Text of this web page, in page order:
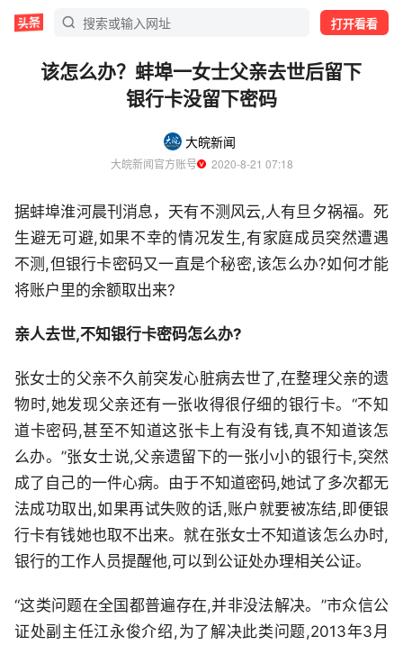
打开看看
该怎么办？蚌埠一女士父亲去世后留下
银行卡没留下密码
大皖新闻
大皖新闻官方账号
  2020-8-21 07:18
据蚌埠淮河晨刊消息，天有不测风云,人有旦夕祸福。死
生避无可避,如果不幸的情况发生,有家庭成员突然遭遇
不测,但银行卡密码又一直是个秘密,该怎么办?如何才能
将账户里的余额取出来?
亲人去世,不知银行卡密码怎么办?
张女士的父亲不久前突发心脏病去世了,在整理父亲的遗
物时,她发现父亲还有一张收得很仔细的银行卡。“不知
道卡密码,甚至不知道这张卡上有没有钱,真不知道该怎
么办。”张女士说,父亲遗留下的一张小小的银行卡,突然
成了自己的一件心病。由于不知道密码,她试了多次都无
法成功取出,如果再试失败的话,账户就要被冻结,即便银
行卡有钱她也取不出来。就在张女士不知道该怎么办时,
银行的工作人员提醒他,可以到公证处办理相关公证。
“这类问题在全国都普遍存在,并非没法解决。”市众信公
证处副主任江永俊介绍,为了解决此类问题,2013年3月